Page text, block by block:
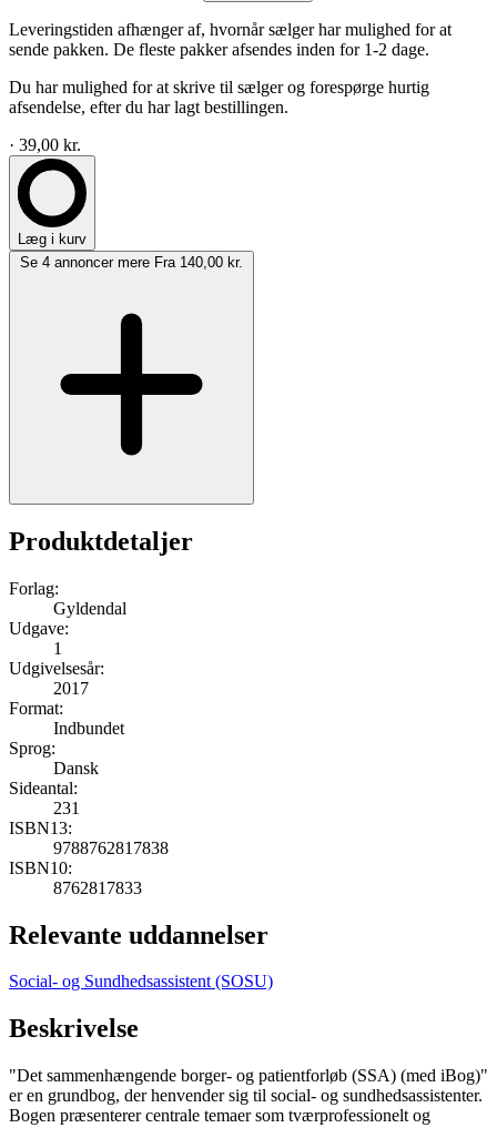
Leveringstiden afhænger af, hvornår sælger har mulighed for at
sende pakken. De fleste pakker afsendes inden for 1-2 dage.
Du har mulighed for at skrive til sælger og forespørge hurtig
afsendelse, efter du har lagt bestillingen.
· 39,00 kr.
Læg i kurv
Se 4 annoncer mere Fra 140,00 kr.
Produktdetaljer
Forlag:
Gyldendal
Udgave:
1
Udgivelsesår:
2017
Format:
Indbundet
Sprog:
Dansk
Sideantal:
231
ISBN13:
9788762817838
ISBN10:
8762817833
Relevante uddannelser
Social- og Sundhedsassistent (SOSU)
Beskrivelse
"Det sammenhængende borger- og patientforløb (SSA) (med iBog)"
er en grundbog, der henvender sig til social- og sundhedsassistenter.
Bogen præsenterer centrale temaer som tværprofessionelt og